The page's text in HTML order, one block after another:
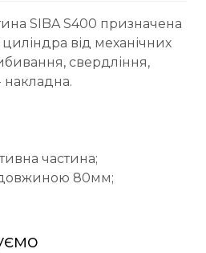
SIBA S400 призначена
від механічних
свердління,
накладна.
частина;
довжиною 80мм;